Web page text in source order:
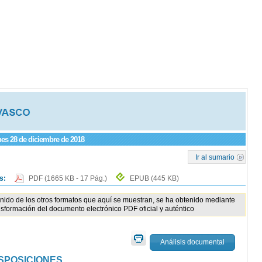
28 de diciembre de 2018
Ir al sumario
PDF (1665 KB - 17 Pág.) EPUB (445 KB)
de los otros formatos que aquí se muestran, se ha obtenido mediante
del documento electrónico PDF oficial y auténtico
Análisis documental